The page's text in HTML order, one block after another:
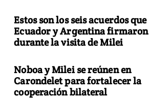
Estos son los seis acuerdos que
Ecuador y Argentina firmaron
durante la visita de Milei
Noboa y Milei se reúnen en
Carondelet para fortalecer la
cooperación bilateral